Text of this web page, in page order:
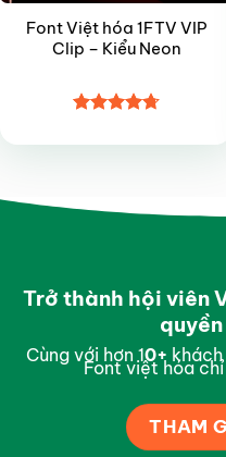
Font Việt hóa 1FTV VIP
Clip – Kiểu Neon
hạng4.75
Trở thành hội viên
Cùng với hơn 10+
Font việt hóa
THAM